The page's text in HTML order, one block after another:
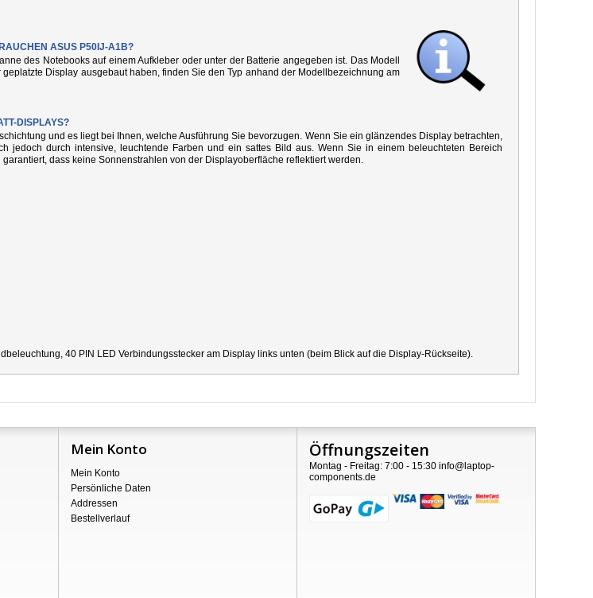
ASUS P50IJ-A1B?
des Notebooks auf einem Aufkleber oder unter der Batterie angegeben ist. Das Modell
Display ausgebaut haben, finden Sie den Typ anhand der Modellbezeichnung am
DISPLAYS?
und es liegt bei Ihnen, welche Ausführung Sie bevorzugen. Wenn Sie ein glänzendes Display betrachten,
jedoch durch intensive, leuchtende Farben und ein sattes Bild aus. Wenn Sie in einem beleuchteten Bereich
dass keine Sonnenstrahlen von der Displayoberfläche reflektiert werden.
40 PIN LED Verbindungsstecker am Display links unten (beim Blick auf die Display-Rückseite).
Mein Konto
Mein Konto
Persönliche Daten
Addressen
Bestellverlauf
Öffnungszeiten
Montag - Freitag: 7:00 - 15:30 info@laptop-
components.de